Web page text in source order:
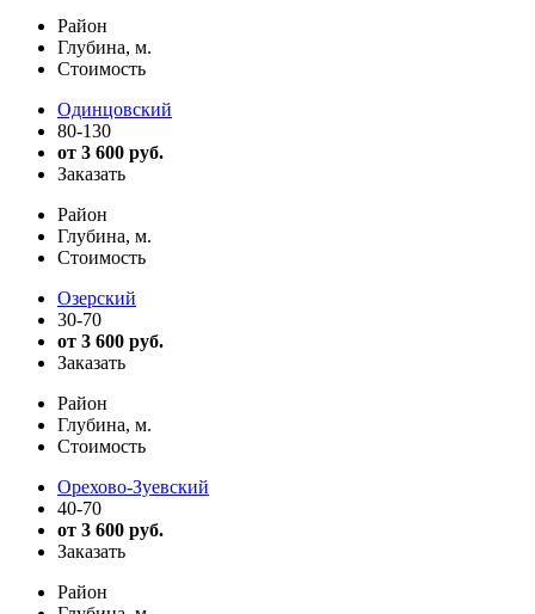
Район
Глубина, м.
Стоимость
Одинцовский
80-130
от 3 600 руб.
Заказать
Район
Глубина, м.
Стоимость
Озерский
30-70
от 3 600 руб.
Заказать
Район
Глубина, м.
Стоимость
Орехово-Зуевский
40-70
от 3 600 руб.
Заказать
Район